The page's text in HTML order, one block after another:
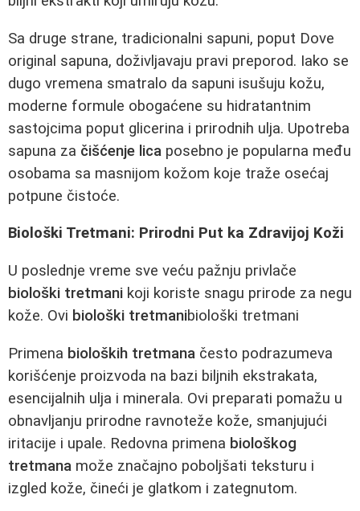
Sa druge strane, tradicionalni sapuni, poput Dove
original sapuna, doživljavaju pravi preporod. Iako se
dugo vremena smatralo da sapuni isušuju kožu,
moderne formule obogaćene su hidratantnim
sastojcima poput glicerina i prirodnih ulja. Upotreba
sapuna za čišćenje lica posebno je popularna među
osobama sa masnijom kožom koje traže osećaj
potpune čistoće.
Biološki Tretmani: Prirodni Put ka Zdravijoj Koži
U poslednje vreme sve veću pažnju privlače
biološki tretmani koji koriste snagu prirode za negu
kože. Ovi biološki tretmanibiološki tretmani
Primena bioloških tretmana često podrazumeva
korišćenje proizvoda na bazi biljnih ekstrakata,
esencijalnih ulja i minerala. Ovi preparati pomažu u
obnavljanju prirodne ravnoteže kože, smanjujući
iritacije i upale. Redovna primena biološkog
tretmana može značajno poboljšati teksturu i
izgled kože, čineći je glatkom i zategnutom.